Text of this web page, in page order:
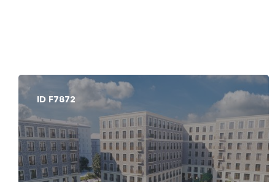
ID F7880ID F7056